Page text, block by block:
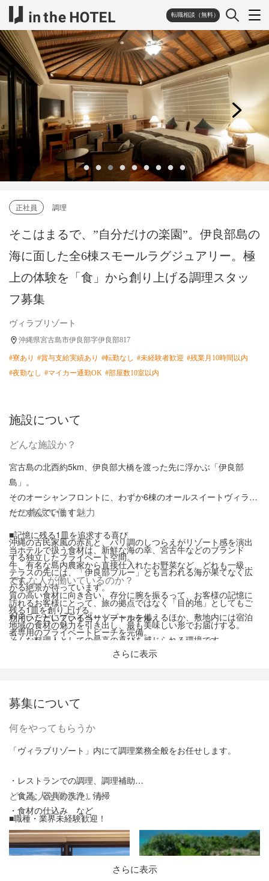
転職相談（無料）
正社員 調理
そこはまるで、”自分だけの楽園”。伊良部島の
海に面した全6棟スモールラグジュアリー。極
上の体験を「食」から創り上げる調理スタッ
フ募集
ヴィラブリゾート
沖縄県宮古島市伊良部字伊良部817
#寮あり #賞与支給実績あり #転勤なし #未経験者歓迎 #残業月10時間以内
#夜勤なし #マイカー通勤OK #部屋数10室以内
施設について
どんな施設か？
宮古島の北西約5km、伊良部大橋を渡った先に浮かぶ「伊良部
島」。
そのオーシャンフロントに、わずか6棟のオールスイートヴィラが
たたずんでいます。
沖縄の古民家風の赤瓦と、バリ調のしつらえがリゾート感を演出
する独立したプライベート空間。
テラスの先には、「伊良部ブルー」とも言われる海が果てなく広
がる絶景が待っています。
ヴィラごとにプライベートプールを備えるほか、敷地内には宿泊
者専用のプライベートビーチを完備。
レストランでは、宮古・伊良部島の食材にこだわり、イタリアン
や創作琉球料理、バーベキューなど、島の恵みを存分に生かした
燦燦と輝く太陽の光と、優しく寄り添う海の音に包まれた非日常
の空間。
日常の忙しさを忘れて、ゆったりと流れる時間に身を任せ、何も
しない贅沢にひたるひととき。
私たちは、最高のくつろぎを体感できる極上のステイを、今日も
お届けします。
その施設で働く魅力
■記憶に残る1皿を追求する喜び
当ホテルで扱う食材は、新鮮な海の幸、宮古牛などのブランド
牛、有名な島内農家から直接仕入れたお野菜など、どれも一級品
です。
質の高い食材に向き合い、存分に腕を振るって、お客様の記憶に
残る1皿を創り上げる。
地域の食材の魅力を引き出し、最も美味しい形でお届けする。
そんな料理人としての最高の喜びを感じられる環境です。
グジュアリー空間。
ダーメイドの料理を提供できます。
あなたの持つ技術、感性、そして心、そのすべてを込めて1皿を創
お客様の心からの「美味しい」という喜びを、直接感じられる瞬
間があることも、当リゾートで働く魅力の1つです。
■島での新しい生活をしっかりサポート
県外からのご入社の方には、月2万円の住宅手当や月3万円の社宅
を完備し、新しい生活をサポート。
車で10分圏内にスーパーやコンビニ、郵便局などが揃っており、
どんな人が働いているのか？
訪れるお客様にとって、旅の拠点ではなく「目的地」としてもご
利用いただいている当リゾートホテル。
リゾート内でのひとときを通して、ゲストの心に残る最高の瞬間
滞在するゲストの喜びが原動力になり、より洗練されたおもてな
そんな仲間とともに、スモールラグジュアリーの最高峰を目指し
さらに表示
募集について
何をやってもらうか
「ヴィラブリゾート」内にて調理業務全般をお任せします。
・レストランでの調理、調理補助
・食器、器具の洗浄、清掃
・食材の仕込み など
どんな人と働きたいか
■職種・業界未経験歓迎！
※学歴不問
※新卒も歓迎
さらに表示